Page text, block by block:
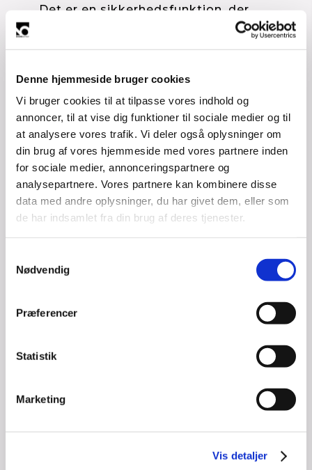
Denne hjemmeside bruger cookies
Vi bruger cookies til at tilpasse vores indhold og
annoncer, til at vise dig funktioner til sociale medier og til
at analysere vores trafik. Vi deler også oplysninger om
din brug af vores hjemmeside med vores partnere inden
for sociale medier, annonceringspartnere og
analysepartnere. Vores partnere kan kombinere disse
data med andre oplysninger, du har givet dem, eller som
de har indsamlet fra din brug af deres tjenester.
Nødvendig
Præferencer
Statistik
Marketing
Vis detaljer
Det er en sikkerhedsfunktion, der
Facebook-konto, som en yderligere
foranstaltning ud over din
Flere og flere brugere har på det
seneste oplevet, at deres private
Facebook profil bliver hacket og
derefter bliver lukket ned eller
deaktiveret.
Det kan være en sej kamp at få din
profil på høj kant igen, men den
største udfordring i
virksomhedsøjemed, er hvis du
samtidig er den eneste
ANBEFALING
2. Sørg for at flere har administrator
Facebook side.
Se guide for opsætning her på
linket